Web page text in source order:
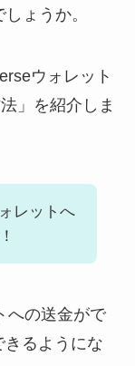
ょうか。
ウォレット
」を紹介しま
レットへ
への送金がで
きるようにな